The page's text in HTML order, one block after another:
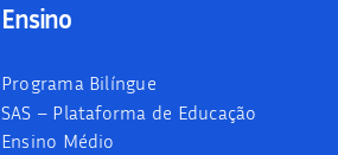
Ensino
Programa Bilíngue
SAS – Plataforma de Educação
Ensino Médio